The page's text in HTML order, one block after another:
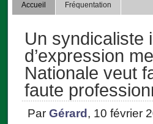
Accueil Fréquentation
Un syndicaliste
d’expression
Nationale veut
faute
Par Gérard , 10 février